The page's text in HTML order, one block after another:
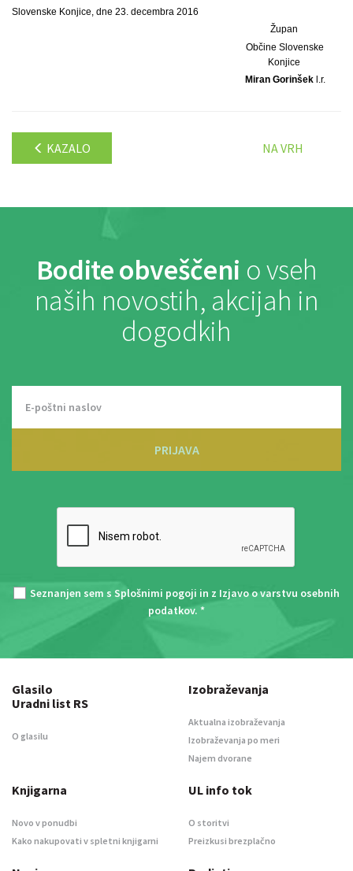
Slovenske Konjice, dne 23. decembra 2016
Župan
Občine Slovenske
Konjice
Miran Gorinšekl.r.
KAZALO NA VRH
Bodite obveščeni o vseh
naših novostih, akcijah in
dogodkih
PRIJAVA
Seznanjen sem s Splošnimi pogoji in z Izjavo o varstvu osebnih
podatkov. *
Glasilo
Uradni list RS
O glasilu
Izobraževanja
Aktualna izobraževanja
Izobraževanja po meri
Najem dvorane
Knjigarna
Novo v ponudbi
Kako nakupovati v spletni knjigarni
UL info tok
O storitvi
Preizkusi brezplačno